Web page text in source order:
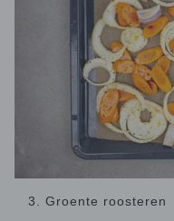
3. Groente roosteren